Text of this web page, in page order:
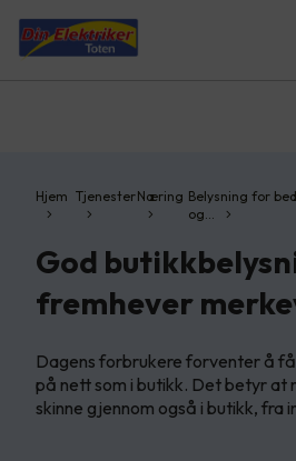
Hjem TjenesterNæring Belysning for
og…
God
fremhever
Dagens forbrukere forventer å
på nett som i butikk. Det betyr at
skinne gjennom også i butikk, fra